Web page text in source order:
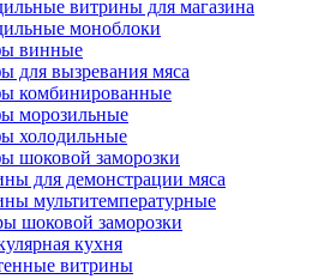
витрины для магазина
моноблоки
винные
для вызревания мяса
комбинированные
морозильные
холодильные
шоковой заморозки
для демонстрации мяса
мультитемпературные
шоковой заморозки
кухня
витрины